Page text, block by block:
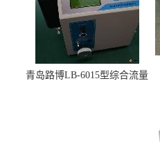
青岛路博LB-6015型综合流量